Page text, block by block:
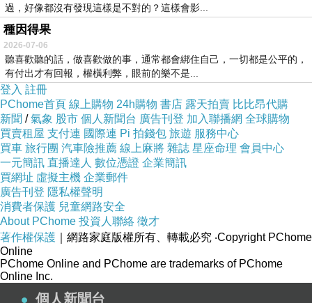
過，好像都沒有發現這樣是不對的？這樣會影...
種因得果
2026-07-06
聽喜歡聽的話，做喜歡做的事，通常都會綁住自己，一切都是公平的，
有付出才有回報，權橫利弊，眼前的樂不是...
登入 註冊
PChome首頁 線上購物 24h購物 書店 露天拍賣 比比昂代購
新聞 /氣象 股市 個人新聞台 廣告刊登 加入聯播網 全球購物
買賣租屋 支付連 國際連 Pi 拍錢包 旅遊 服務中心
買車 旅行團 汽車險推薦 線上麻將 雜誌 星座命理 會員中心
一元簡訊 直播達人 數位憑證 企業簡訊
買網址 虛擬主機 企業郵件
廣告刊登 隱私權聲明
消費者保護 兒童網路安全
About PChome 投資人聯絡 徵才
著作權保護 ｜網路家庭版權所有、轉載必究 ‧Copyright PChome
Online
PChome Online and PChome are trademarks of PChome
Online Inc.
個人新聞台